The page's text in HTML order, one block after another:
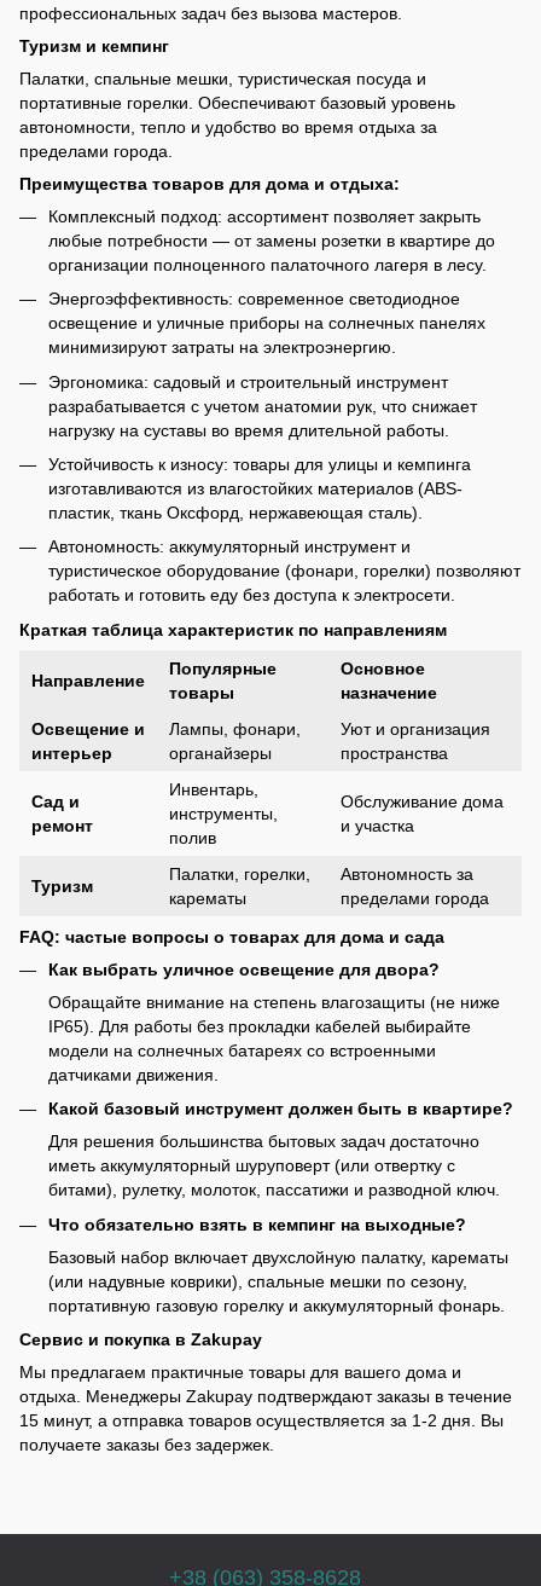
профессиональных задач без вызова мастеров.
Туризм и кемпинг
Палатки, спальные мешки, туристическая посуда и
портативные горелки. Обеспечивают базовый уровень
автономности, тепло и удобство во время отдыха за
пределами города.
Преимущества товаров для дома и отдыха:
Комплексный подход: ассортимент позволяет закрыть
любые потребности — от замены розетки в квартире до
организации полноценного палаточного лагеря в лесу.
Энергоэффективность: современное светодиодное
освещение и уличные приборы на солнечных панелях
минимизируют затраты на электроэнергию.
Эргономика: садовый и строительный инструмент
разрабатывается с учетом анатомии рук, что снижает
нагрузку на суставы во время длительной работы.
Устойчивость к износу: товары для улицы и кемпинга
изготавливаются из влагостойких материалов (ABS-
пластик, ткань Оксфорд, нержавеющая сталь).
Автономность: аккумуляторный инструмент и
туристическое оборудование (фонари, горелки) позволяют
работать и готовить еду без доступа к электросети.
Краткая таблица характеристик по направлениям
Направление
Популярные
товары
Основное
назначение
Освещение и
интерьер
Лампы, фонари,
органайзеры
Уют и организация
пространства
Сад и
ремонт
Инвентарь,
инструменты,
полив
Обслуживание дома
и участка
Туризм
Палатки, горелки,
карематы
Автономность за
пределами города
FAQ: частые вопросы о товарах для дома и сада
Как выбрать уличное освещение для двора?
Обращайте внимание на степень влагозащиты (не ниже
IP65). Для работы без прокладки кабелей выбирайте
модели на солнечных батареях со встроенными
датчиками движения.
Какой базовый инструмент должен быть в квартире?
Для решения большинства бытовых задач достаточно
иметь аккумуляторный шуруповерт (или отвертку с
битами), рулетку, молоток, пассатижи и разводной ключ.
Что обязательно взять в кемпинг на выходные?
Базовый набор включает двухслойную палатку, карематы
(или надувные коврики), спальные мешки по сезону,
портативную газовую горелку и аккумуляторный фонарь.
Сервис и покупка в Zakupay
Мы предлагаем практичные товары для вашего дома и
отдыха. Менеджеры Zakupay подтверждают заказы в течение
15 минут, а отправка товаров осуществляется за 1-2 дня. Вы
получаете заказы без задержек.
+38 (063) 358-8628